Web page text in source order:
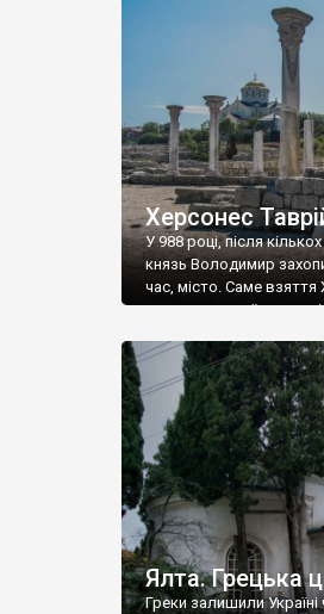
візантійської доби.
культурної спадщини
Офіційно – на виставку
влада в Україні
Херсонес
У 988 році, після
князь Володимир
час, місто. Саме
диктувати свої умови
Херсонесі Володимир-
християнином. А потім
Херсонесу
Ялта. Грецька
Греки залишили